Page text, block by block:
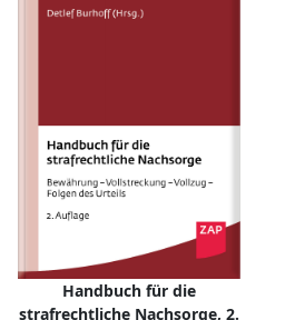
Handbuch für die
strafrechtliche Nachsorge, 2.